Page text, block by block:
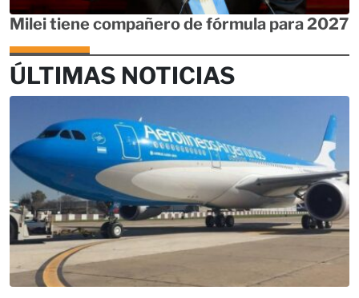
Milei tiene compañero de fórmula para 2027
ÚLTIMAS NOTICIAS